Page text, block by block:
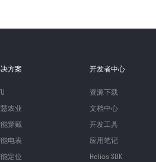
方案
农业
穿戴
电表
定位
开发者中心
资源下载
文档中心
开发工具
应用笔记
Helios SDK